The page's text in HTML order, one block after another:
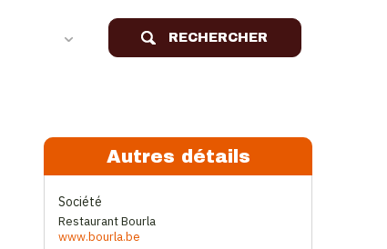
RECHERCHER
Autres détails
Société
Restaurant Bourla
www.bourla.be